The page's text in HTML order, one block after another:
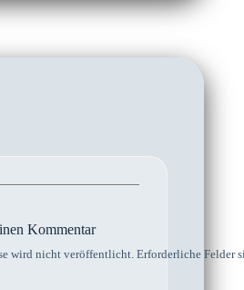
Kommentar
wird nicht veröffentlicht. Erforderliche Felder